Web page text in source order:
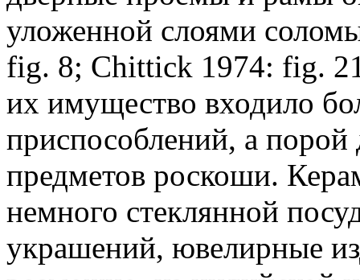
уложенной слоями
fig. 8; Chittick 1974: fig.
их имущество входило
приспособлений, а порой
предметов роскоши.
немного стеклянной
украшений, ювелирные